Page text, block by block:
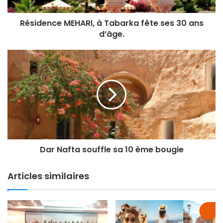
Résidence MEHARI, à Tabarka fête ses 30 ans
d’âge.
Dar Nafta souffle sa 10 ème bougie
Articles similaires